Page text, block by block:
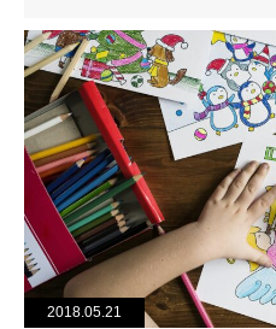
2018.05.21